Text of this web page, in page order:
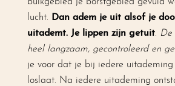
lucht. Dan adem je uit alsof je
uitademt. Je lippen zijn getuit. De
heel langzaam, gecontroleerd en
je voor dat je bij iedere uitademing
loslaat. Na iedere uitademing